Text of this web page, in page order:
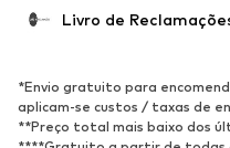
Livro de
*Envio gratuito para
aplicam-se custos / taxas de
**Preço total mais baixo dos